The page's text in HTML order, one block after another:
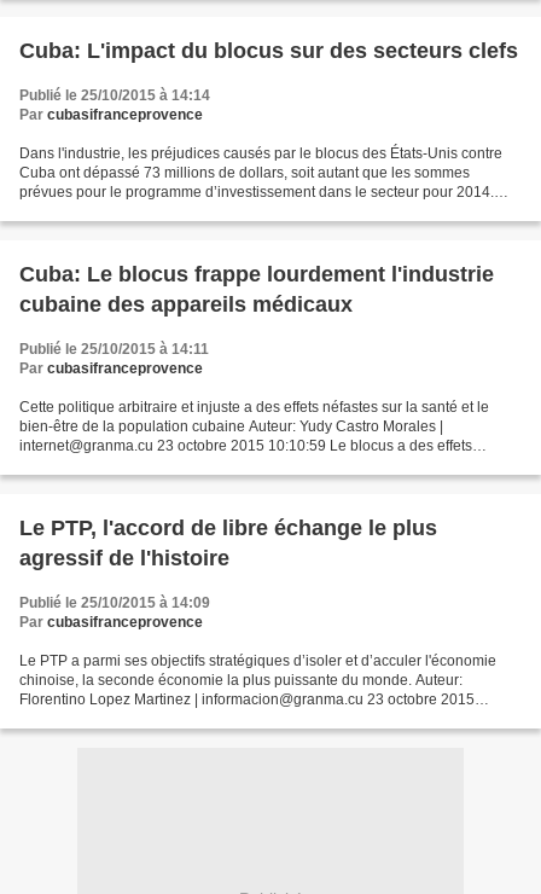
Cuba: L'impact du blocus sur des secteurs clefs
Publié le 25/10/2015 à 14:14
Par cubasifranceprovence
Dans l'industrie, les préjudices causés par le blocus des États-Unis contre
Cuba ont dépassé 73 millions de dollars, soit autant que les sommes
prévues pour le programme d’investissement dans le secteur pour 2014.
Cuba: Le blocus frappe lourdement l'industrie
cubaine des appareils médicaux
Publié le 25/10/2015 à 14:11
Par cubasifranceprovence
Cette politique arbitraire et injuste a des effets néfastes sur la santé et le
bien-être de la population cubaine Auteur: Yudy Castro Morales |
internet@granma.cu 23 octobre 2015 10:10:59 Le blocus a des effets
Le PTP, l'accord de libre échange le plus
agressif de l'histoire
Publié le 25/10/2015 à 14:09
Par cubasifranceprovence
Le PTP a parmi ses objectifs stratégiques d’isoler et d’acculer l'économie
chinoise, la seconde économie la plus puissante du monde. Auteur:
Florentino Lopez Martinez | informacion@granma.cu 23 octobre 2015